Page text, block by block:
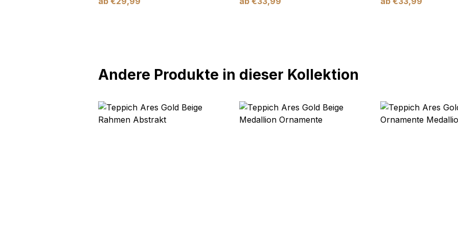
Andere Produkte in dieser Kollektion